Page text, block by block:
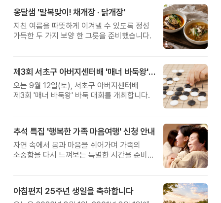
옹달샘 '말복맞이! 채개장 · 닭개장'
지친 여름을 따뜻하게 이겨낼 수 있도록 정성
가득한 두 가지 보양 한 그릇을 준비했습니다.
제3회 서초구 아버지센터배 '매너 바둑왕' 대회
오는 9월 12일(토), 서초구 아버지센터배
제3회 '매너 바둑왕' 바둑 대회를 개최합니다.
추석 특집 '행복한 가족 마음여행' 신청 안내
자연 속에서 몸과 마음을 쉬어가며 가족의
소중함을 다시 느껴보는 특별한 시간을 준비해
아침편지 25주년 생일을 축하합니다